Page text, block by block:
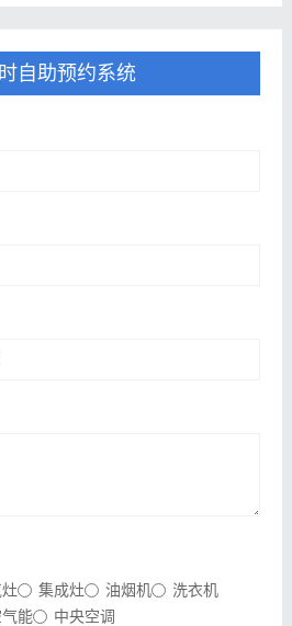
自助预约系统
集成灶 油烟机
洗衣机
气能 中央空调